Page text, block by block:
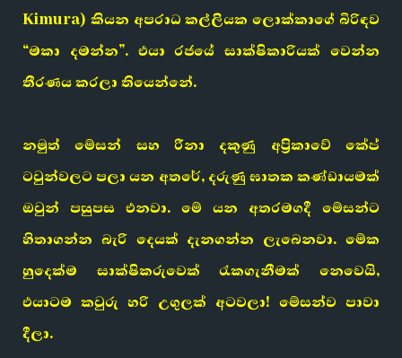
Kimura) කියන අපරාධ කල්ලියක ලොක්කාගේ බිරිඳව
“මකා දමන්න”. එයා රජයේ සාක්ෂිකාරියක් වෙන්න
තීරණය කරලා තියෙන්නේ.
නමුත් මේසන් සහ රීනා දකුණු අප්‍රිකාවේ කේප්
ටවුන්වලට පලා යන අතරේ, දරුණු ඝාතක කණ්ඩායමක්
ඔවුන් පසුපස එනවා. මේ යන අතරමගදී මේසන්ට
හිතාගන්න බැරි දෙයක් දැනගන්න ලැබෙනවා. මේක
හුදෙක්ම සාක්ෂිකරුවෙක් රැකගැනීමක් නෙවෙයි,
එයාටම කවුරු හරි උගුලක් අටවලා! මේසන්ව පාවා
දීලා.